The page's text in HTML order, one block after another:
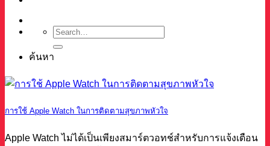
ค้นหา
การใช้ Apple Watch ในการติดตามสุขภาพหัวใจ
Apple Watch ไม่ได้เป็นเพียงสมาร์ตวอทช์สำหรับการแจ้งเตือน